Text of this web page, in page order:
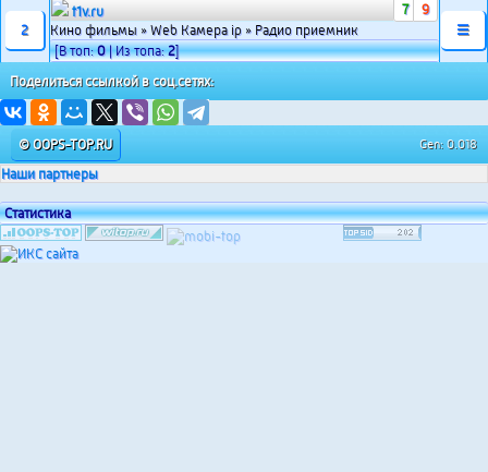
2
t1v.ru 7
9
Кино фильмы » Web Камера ip » Радио приемник
[В топ:0| Из топа:2]
☰
Поделиться ссылкой в соц.сетях:
© OOPS-TOP.RU Gen: 0.018
Наши партнеры
Статистика